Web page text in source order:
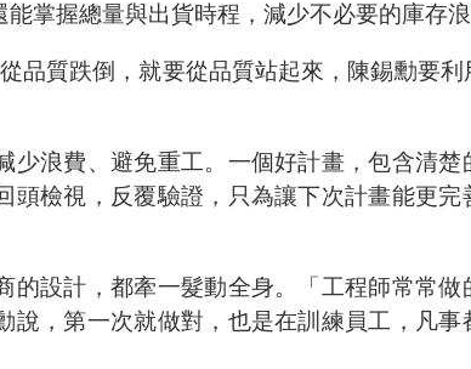
掌握總量與出貨時程，減少不必要的庫存浪
品質跌倒，就要從品質站起來，陳錫勳要利
浪費、避免重工。一個好計畫，包含清楚
檢視，反覆驗證，只為讓下次計畫能更完
設計，都牽一髮動全身。「工程師常常做
，第一次就做對，也是在訓練員工，凡事